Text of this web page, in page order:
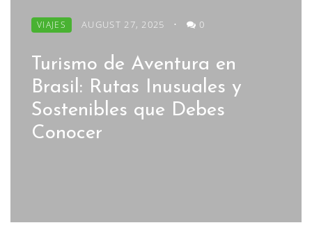
VIAJES AUGUST 27, 2025 • 0
Turismo de Aventura en
Brasil: Rutas Inusuales y
Sostenibles que Debes
Conocer